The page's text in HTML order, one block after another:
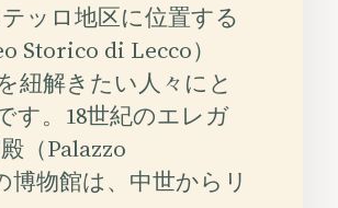
ッロ地区に位置する
Storico di Lecco）
紐解きたい人々にと
す。18世紀のエレガ
（Palazzo
物館は、中世からリ